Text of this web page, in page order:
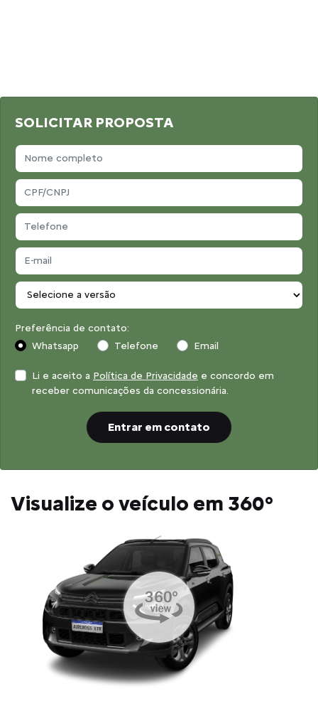
SOLICITAR PROPOSTA
Preferência de contato:
Whatsapp
Telefone Email
Li e aceito a Política de Privacidade e concordo em
receber comunicações da concessionária.
Entrar em contato
Visualize o veículo em 360°